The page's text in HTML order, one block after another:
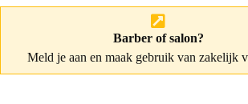
Barber of salon?
Meld je aan en maak gebruik van zakelijk